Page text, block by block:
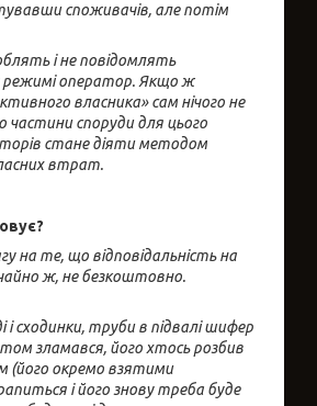
споживачів, але потім
і не повідомлять
режимі оператор. Якщо ж
власника» сам нічого не
споруди для цього
стане діяти методом
втрат.
на те, що відповідальність на
ж, не безкоштовно.
і сходинки, труби в підвалі шифер
зламався, його хтось розбив
(його окремо взятими
і його знову треба буде